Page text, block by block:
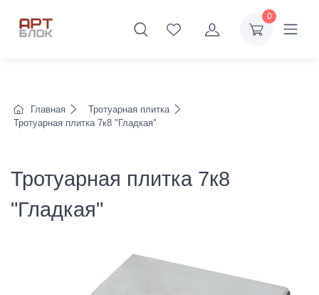
0
Главная
Тротуарная плитка
Тротуарная плитка 7к8 "Гладкая"
Тротуарная плитка 7к8
"Гладкая"